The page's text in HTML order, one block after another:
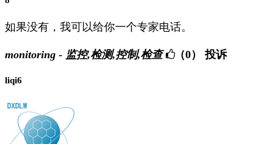
如果没有，我可以给你一个专家电话。
monitoring - 监控,检测,控制,检查 （0） 投诉
liqi6